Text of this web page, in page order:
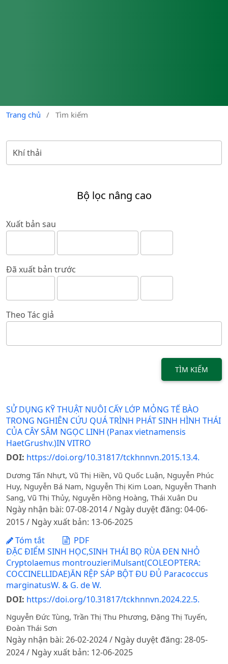
Trang chủ / Tìm kiếm
Bộ lọc nâng cao
Xuất bản sau
Đã xuất bản trước
Theo Tác giả
TÌM KIẾM
SỬ DỤNG KỸ THUẬT NUÔI CẤY LỚP MỎNG TẾ BÀO
TRONG NGHIÊN CỨU QUÁ TRÌNH PHÁT SINH HÌNH THÁI
CỦA CÂY SÂM NGỌC LINH (Panax vietnamensis
HaetGrushv.)IN VITRO
DOI: https://doi.org/10.31817/tckhnnvn.2015.13.4.
Dương Tấn Nhựt, Vũ Thị Hiền, Vũ Quốc Luận, Nguyễn Phúc
Huy, Nguyễn Bá Nam, Nguyễn Thị Kim Loan, Nguyễn Thanh
Sang, Vũ Thị Thủy, Nguyễn Hồng Hoàng, Thái Xuân Du
Ngày nhận bài: 07-08-2014 / Ngày duyệt đăng: 04-06-
2015 / Ngày xuất bản: 13-06-2025
Tóm tắt
PDF
ĐẶC ĐIỂM SINH HỌC,SINH THÁI BỌ RÙA ĐEN NHỎ
Cryptolaemus montrouzieriMulsant(COLEOPTERA:
COCCINELLIDAE)ĂN RỆP SÁP BỘT ĐU ĐỦ Paracoccus
marginatusW. & G. de W.
DOI: https://doi.org/10.31817/tckhnnvn.2024.22.5.
Nguyễn Đức Tùng, Trần Thị Thu Phương, Đặng Thị Tuyến,
Đoàn Thái Sơn
Ngày nhận bài: 26-02-2024 / Ngày duyệt đăng: 28-05-
2024 / Ngày xuất bản: 12-06-2025